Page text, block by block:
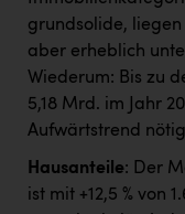
grundsolide, liegen
aber erheblich
Wiederum: Bis zu
5,18 Mrd. im Jahr
Aufwärtstrend
Hausanteile: Der
ist mit +12,5 % von